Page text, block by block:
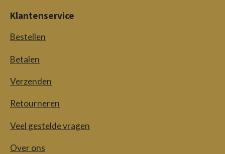
Klantenservice
Bestellen
Betalen
Verzenden
Retourneren
Veel gestelde vragen
Over ons